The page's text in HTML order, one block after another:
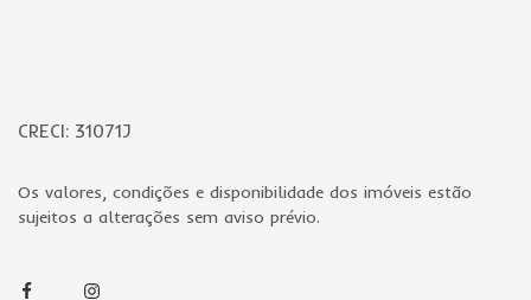
CRECI: 31071J
Os valores, condições e disponibilidade dos imóveis estão
sujeitos a alterações sem aviso prévio.
FacebookInstagram